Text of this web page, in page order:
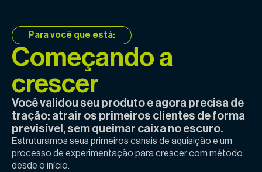
Para você que está:
Começando a
crescer
Você validou seu produto e agora precisa de
tração: atrair os primeiros clientes de forma
previsível, sem queimar caixa no escuro.
Estruturamos seus primeiros canais de aquisição e um
processo de experimentação para crescer com método
desde o início.